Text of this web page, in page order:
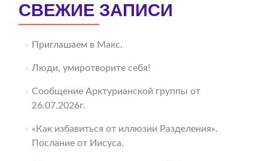
СВЕЖИЕ ЗАПИСИ
Приглашаем в Макс.
Люди, умиротворите себя!
Сообщение Арктурианской группы от
26.07.2026г.
«Как избавиться от иллюзии Разделения».
Послание от Иисуса.